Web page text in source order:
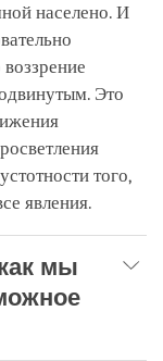
населено. И
Это
того,
явления.
мы